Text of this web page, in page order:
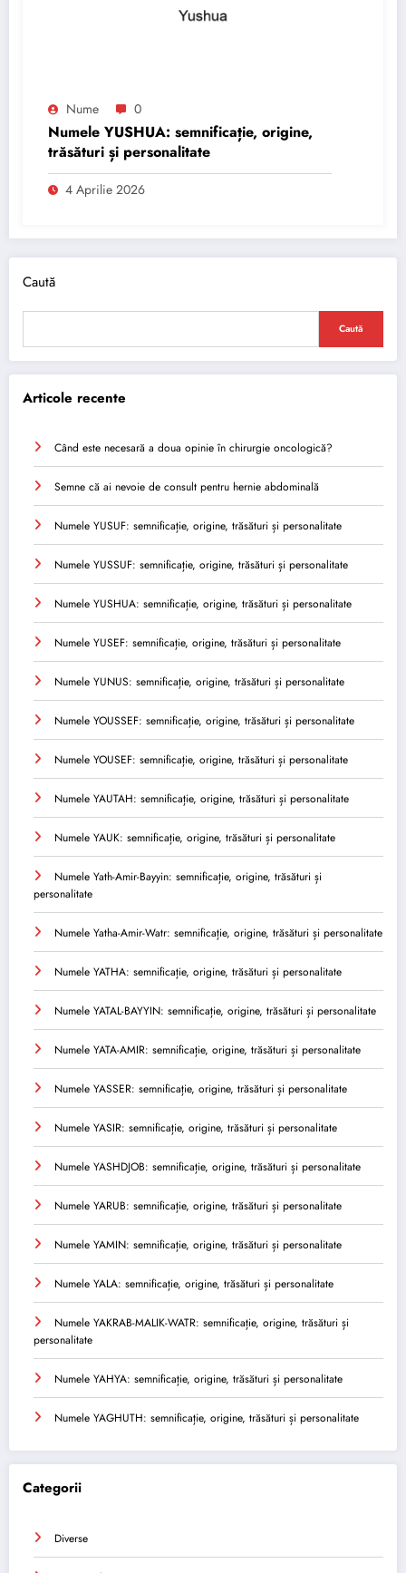
Nume 0
Numele YUSHUA: semnificație, origine,
trăsături și personalitate
4 Aprilie 2026
Caută
Caută
Articole recente
Când este necesară a doua opinie în chirurgie oncologică?
Semne că ai nevoie de consult pentru hernie abdominală
Numele YUSUF: semnificație, origine, trăsături și personalitate
Numele YUSSUF: semnificație, origine, trăsături și personalitate
Numele YUSHUA: semnificație, origine, trăsături și personalitate
Numele YUSEF: semnificație, origine, trăsături și personalitate
Numele YUNUS: semnificație, origine, trăsături și personalitate
Numele YOUSSEF: semnificație, origine, trăsături și personalitate
Numele YOUSEF: semnificație, origine, trăsături și personalitate
Numele YAUTAH: semnificație, origine, trăsături și personalitate
Numele YAUK: semnificație, origine, trăsături și personalitate
Numele Yath-Amir-Bayyin: semnificație, origine, trăsături și
personalitate
Numele Yatha-Amir-Watr: semnificație, origine, trăsături și personalitate
Numele YATHA: semnificație, origine, trăsături și personalitate
Numele YATAL-BAYYIN: semnificație, origine, trăsături și personalitate
Numele YATA-AMIR: semnificație, origine, trăsături și personalitate
Numele YASSER: semnificație, origine, trăsături și personalitate
Numele YASIR: semnificație, origine, trăsături și personalitate
Numele YASHDJOB: semnificație, origine, trăsături și personalitate
Numele YARUB: semnificație, origine, trăsături și personalitate
Numele YAMIN: semnificație, origine, trăsături și personalitate
Numele YALA: semnificație, origine, trăsături și personalitate
Numele YAKRAB-MALIK-WATR: semnificație, origine, trăsături și
personalitate
Numele YAHYA: semnificație, origine, trăsături și personalitate
Numele YAGHUTH: semnificație, origine, trăsături și personalitate
Categorii
Diverse